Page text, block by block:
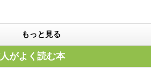
もっと見る
がよく読む本